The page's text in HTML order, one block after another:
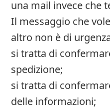
una mail invece che
Il messaggio che
altro non è di
si tratta di
spedizione;
si tratta di
delle informazioni;